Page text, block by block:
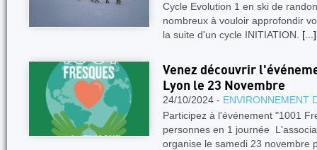
Cycle Evolution 1 en ski de
nombreux à vouloir approfondir
la suite d'un cycle INITIATION. [...]
Venez découvrir
Lyon le 23 Novembre
24/10/2024 - ENVIRONNEMENT
Participez à l'événement "1001
personnes en 1 journée
organise le samedi 23 novembre